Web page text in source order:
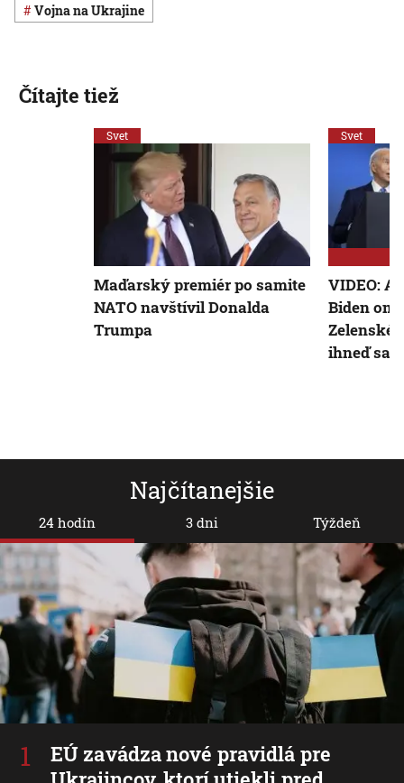
vojna na Ukrajine
Najčítanejšie
24 hodín
EÚ zavádza nové pravidlá pre
3 dni Týždeň
Čítajte tiež
Svet
Maďarský premiér po samite
NATO navštívil Donalda
Trumpa
Svet
VIDEO:
Biden
ihneď sa